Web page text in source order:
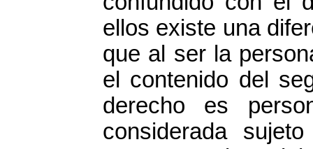
ellos existe una
que al ser la
el contenido del
derecho es
considerada